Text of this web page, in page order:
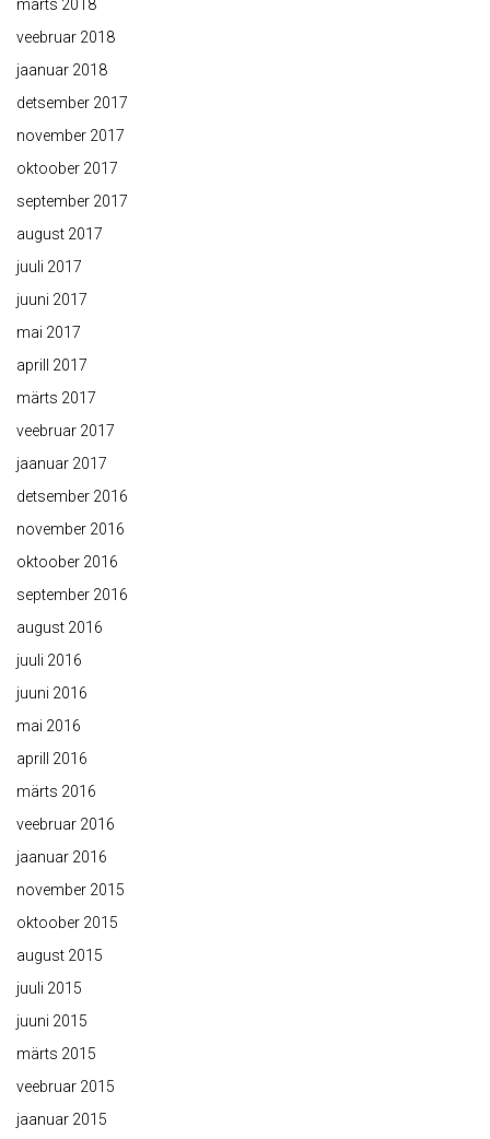
märts 2018
veebruar 2018
jaanuar 2018
detsember 2017
november 2017
oktoober 2017
september 2017
august 2017
juuli 2017
juuni 2017
mai 2017
aprill 2017
märts 2017
veebruar 2017
jaanuar 2017
detsember 2016
november 2016
oktoober 2016
september 2016
august 2016
juuli 2016
juuni 2016
mai 2016
aprill 2016
märts 2016
veebruar 2016
jaanuar 2016
november 2015
oktoober 2015
august 2015
juuli 2015
juuni 2015
märts 2015
veebruar 2015
jaanuar 2015